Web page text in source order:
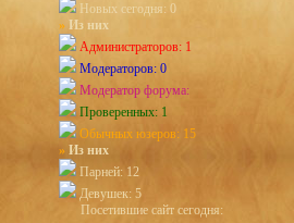
Новых сегодня: 0
» Из них
Администраторов: 1
Модераторов: 0
Модератор форума:
Проверенных: 1
Обычных юзеров: 15
» Из них
Парней: 12
Девушек: 5
Посетившие сайт сегодня: